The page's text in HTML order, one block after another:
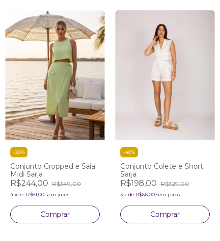
-30%
Conjunto Cropped e Saia
Midi Sarja
R$244,00 R$349,00
4 x de R$61,00 sem juros
Comprar
-40%
Conjunto Colete e Short
Sarja
R$198,00 R$329,00
3 x de R$66,00 sem juros
Comprar